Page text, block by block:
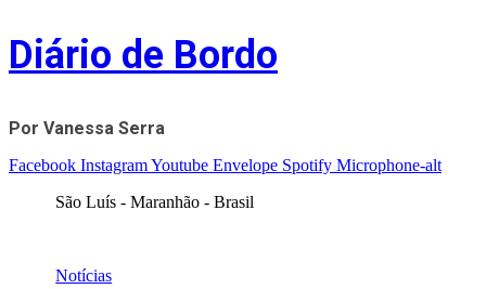
Skip
to
content
Diário de Bordo
Por Vanessa Serra
Facebook InstagramYoutube Envelope Spotify Microphone-alt
São Luís - Maranhão - Brasil
Notícias